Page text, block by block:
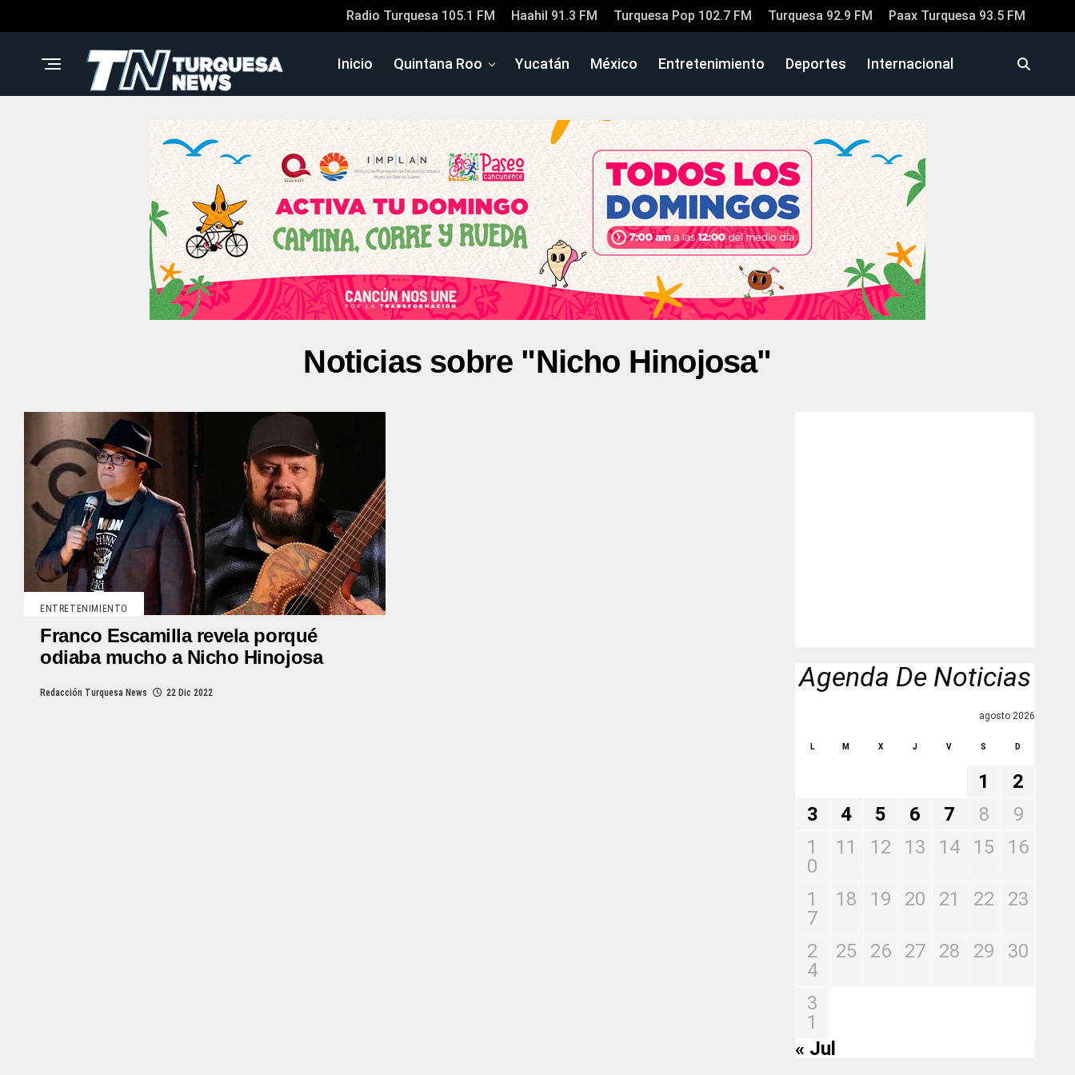
Radio Turquesa 105.1 FM Haahil 91.3 FM Turquesa Pop 102.7 FM Turquesa 92.9 FM Paax Turquesa 93.5 FM
Inicio Quintana Roo Yucatán México Entretenimiento Deportes Internacional
Noticias sobre "Nicho Hinojosa"
ENTRETENIMIENTO
Franco Escamilla revela porqué
odiaba mucho a Nicho Hinojosa
Redacción Turquesa News 22 Dic 2022
Agenda De Noticias
agosto 2026
L M X J V S D
1
2
3
4 5 6 7 8
9
1
0
11 12 13 14 15 16
1
7
18 19 20 21 22 23
2
4
25 26 27 28 29 30
3
1
« Jul